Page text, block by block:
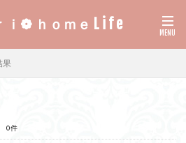
ｉ❁ ｈｏｍｅ L i f e
果
0件